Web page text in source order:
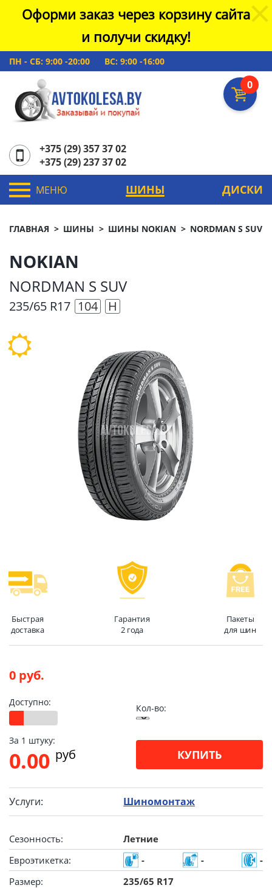
Оформи заказ через корзину сайта
и получи скидку!
ПН - СБ: 9:00 -20:00 ВС: 9:00 -16:00
0
+375 (29) 357 37 02
+375 (29) 237 37 02
МЕНЮ ШИНЫ ДИСКИ
ГЛАВНАЯ ШИНЫ ШИНЫ NOKIAN NORDMAN S SUV
NOKIAN
NORDMAN S SUV
235/65 R17 104 H
Быстрая
доставка
Гарантия
2 года
Пакеты
для шин
0 руб.
Доступно:
Кол-во:
За 1 штуку:
0.00 pуб КУПИТЬ
Услуги: Шиномонтаж
Сезонность:
Летние
Евроэтикетка:
- -
-
Размер:
235/65 R17